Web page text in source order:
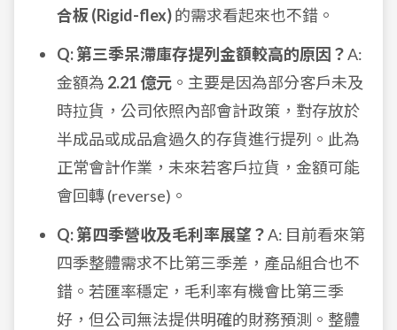
合板 (Rigid-flex)的需求看起來也不錯。
Q: 第三季呆滯庫存提列金額較高的原因？A:
金額為 2.21 億元 。主要是因為部分客戶未及
時拉貨，公司依照內部會計政策，對存放於
半成品或成品倉過久的存貨進行提列。此為
正常會計作業，未來若客戶拉貨，金額可能
會回轉 (reverse)。
Q: 第四季營收及毛利率展望？A: 目前看來第
四季整體需求不比第三季差，產品組合也不
錯。若匯率穩定，毛利率有機會比第三季
好，但公司無法提供明確的財務預測。整體